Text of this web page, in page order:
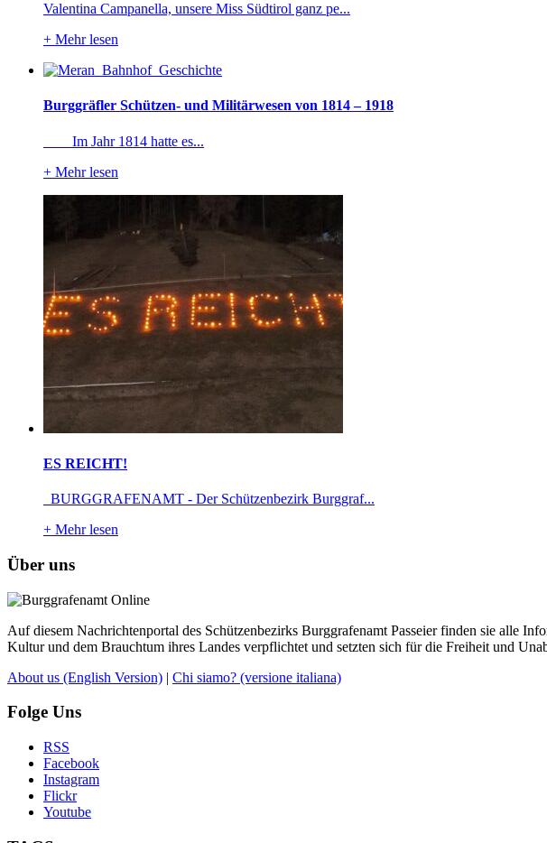
Valentina Campanella, unsere Miss Südtirol ganz pe...
+ Mehr lesen
Burggräfler Schützen- und Militärwesen von 1814 – 1918
Im Jahr 1814 hatte es...
+ Mehr lesen
ES REICHT!
BURGGRAFENAMT - Der Schützenbezirk Burggraf...
+ Mehr lesen
Über uns
Auf diesem Nachrichtenportal des Schützenbezirks Burggrafenamt Passeier finden sie alle
Kultur und dem Brauchtum ihres Landes verpflichtet und setzten sich für die Freiheit und
About us (English Version) | Chi siamo? (versione italiana)
Folge Uns
RSS
Facebook
Instagram
Flickr
Youtube